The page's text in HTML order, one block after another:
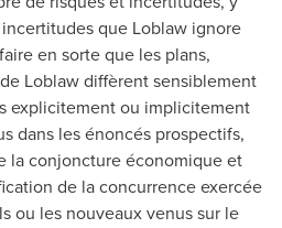
que Loblaw ignore
en sorte que les plans,
Loblaw diffèrent sensiblement
explicitement ou implicitement
dans les énoncés prospectifs,
la conjoncture économique et
de la concurrence exercée
ou les nouveaux venus sur le